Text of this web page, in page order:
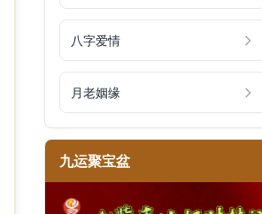
八字爱情
月老姻缘
九运聚宝盆